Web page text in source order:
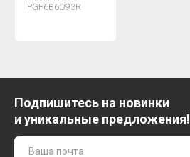
PGP6B6O93R
Подпишитесь на новинки
и уникальные предложения!